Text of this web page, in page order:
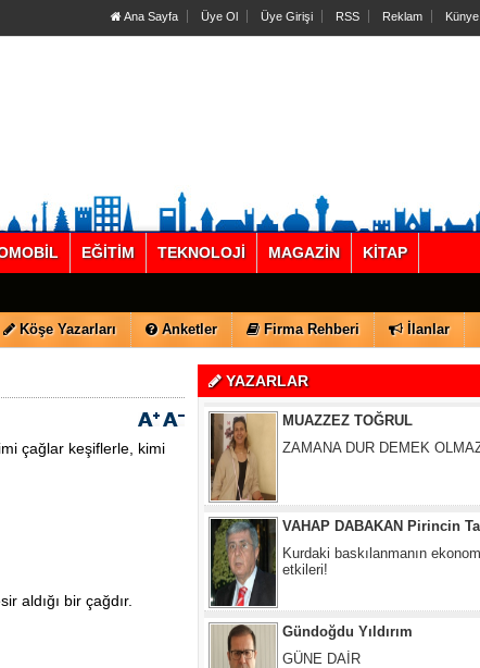
Ana Sayfa Üye Ol Üye Girişi RSS Reklam Künye
EĞİTİM TEKNOLOJİ MAGAZİN KİTAP
Köşe Yazarları Anketler Firma Rehberi İlanlar
çağlar keşiflerle, kimi
bir çağdır.
YAZARLAR
Gül Saydam
SEN BENİ UNUTSAN DA
ZAMANA DUR DEMEK OLMAZ
etkileri!
Gündoğdu Yıldırım